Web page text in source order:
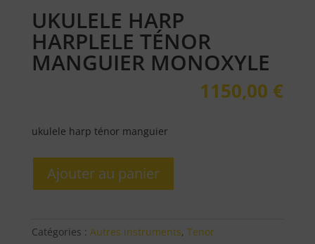
UKULELE HARP
HARPLELE TÉNOR
MANGUIER MONOXYLE
1150,00 €
ukulele harp ténor manguier
harplele
Ajouter au panier
Catégories : Autres instruments, Tenor